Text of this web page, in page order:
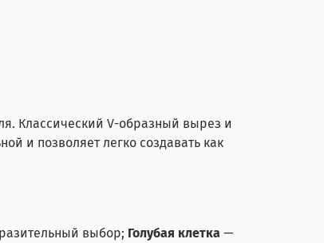
Классический V-образный вырез и
и позволяет легко создавать как
выбор; Голубая клетка —